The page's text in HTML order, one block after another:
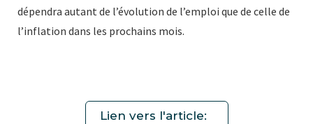
dépendra autant de l’évolution de l’emploi que de celle de
l’inflation dans les prochains mois.
Lien vers l'article: